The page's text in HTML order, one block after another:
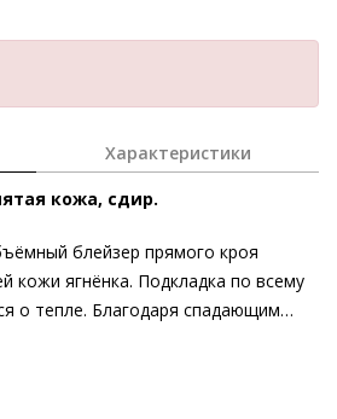
Характеристики
кожа, сдир.
блейзер прямого кроя
кожи ягнёнка. Подкладка по всему
о тепле. Благодаря спадающим
пуговицам и прорезным карманам
взгляд предмет гардероба